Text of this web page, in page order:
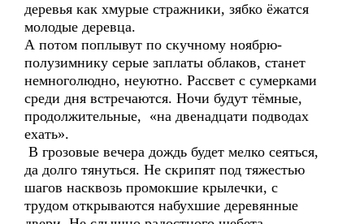
деревья как хмурые стражники, зябко ёжатся
молодые деревца.
А потом поплывут по скучному ноябрю-
полузимнику серые заплаты облаков, станет
немноголюдно, неуютно. Рассвет с сумерками
среди дня встречаются. Ночи будут тёмные,
продолжительные, «на двенадцати подводах
ехать».
В грозовые вечера дождь будет мелко сеяться,
да долго тянуться. Не скрипят под тяжестью
шагов насквозь промокшие крылечки, с
трудом открываются набухшие деревянные